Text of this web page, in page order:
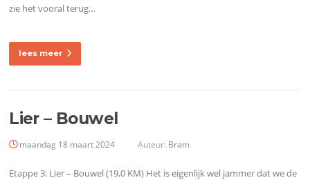
zie het vooral terug…
lees meer
Lier – Bouwel
maandag 18 maart 2024 Auteur: Bram
Etappe 3: Lier – Bouwel (19,0 KM) Het is eigenlijk wel jammer dat we de